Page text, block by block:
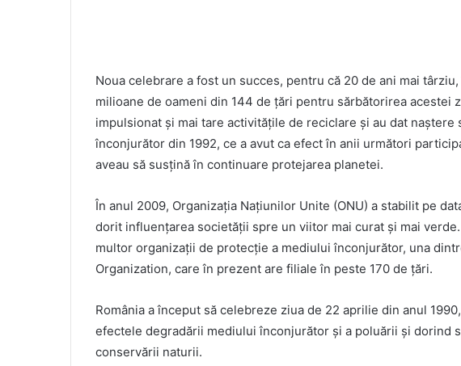
Noua celebrare a fost un succes, pentru că 20 de ani mai
milioane de oameni din 144 de țări pentru sărbătorirea acestei
impulsionat și mai tare activitățile de reciclare și au dat
înconjurător din 1992, ce a avut ca efect în anii următori
aveau să susțină în continuare protejarea planetei.
În anul 2009, Organizația Națiunilor Unite (ONU) a stabilit pe
dorit influențarea societății spre un viitor mai curat și mai
multor organizații de protecție a mediului înconjurător, una
Organization, care în prezent are filiale în peste 170 de țări.
România a început să celebreze ziua de 22 aprilie din anul
efectele degradării mediului înconjurător și a poluării și dorind
conservării naturii.